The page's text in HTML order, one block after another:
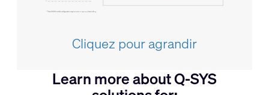
Cliquez pour agrandir
Learn more about Q-SYS